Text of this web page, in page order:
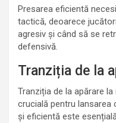
Presarea eficientă
tactică, deoarece
agresiv și când să se
defensivă.
Tranziția de la
Tranziția de la apărare
crucială pentru lansarea
și eficientă este